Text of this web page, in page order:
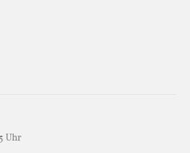
Uhr